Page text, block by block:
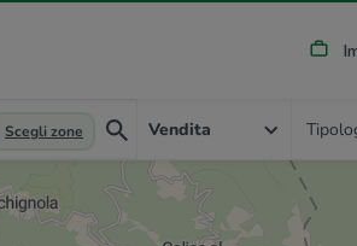
Scegli zone Vendita